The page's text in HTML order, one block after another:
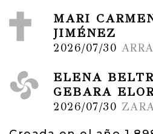
MARI
JIMÉNEZ
2026/07/30
ELENA
GEBARA
2026/07/30